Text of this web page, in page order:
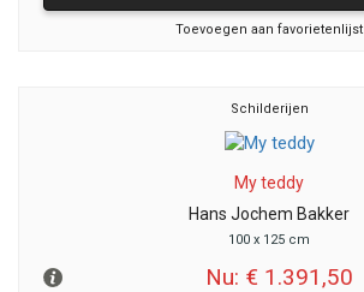
Toevoegen aan favorietenlijst
Schilderijen
My teddy
Hans Jochem Bakker
100 x 125 cm
Nu: € 1.391,50